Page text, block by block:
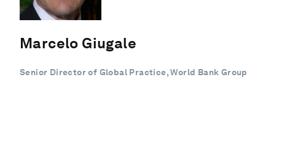
Marcelo Giugale
Senior Director of Global Practice, World Bank Group